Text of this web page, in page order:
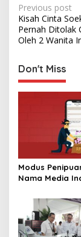
P
o
s
t
n
a
a
t
o
n
Previous post
Kisah Cinta
Pernah Ditolak
Oleh 2 Wanita
Don't Miss
Modus
Nama Media
Waspadalah!